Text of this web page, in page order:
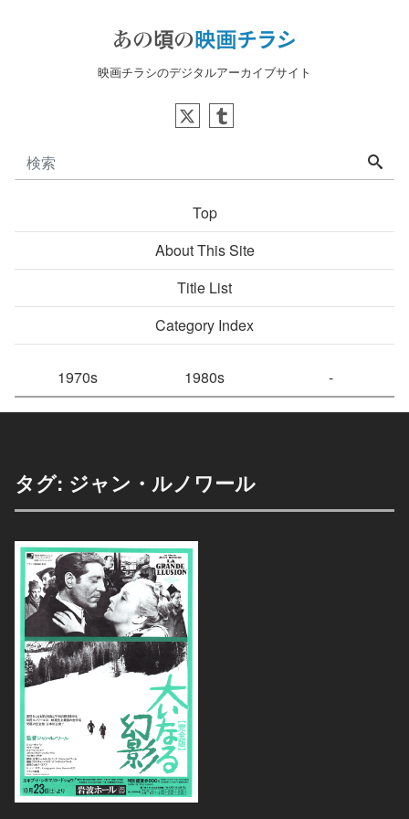
映画チラシのデジタルアーカイブサイト
Top
About This Site
Title List
Category Index
1970s 1980s -
タグ: ジャン・ルノワール